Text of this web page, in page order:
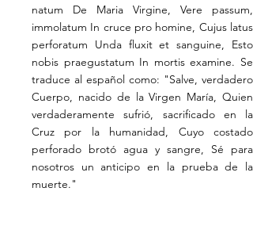
natum De Maria Virgine, Vere passum,
immolatum In cruce pro homine, Cujus latus
perforatum Unda fluxit et sanguine, Esto
nobis praegustatum In mortis examine. Se
traduce al español como: "Salve, verdadero
Cuerpo, nacido de la Virgen María, Quien
verdaderamente sufrió, sacrificado en la
Cruz por la humanidad, Cuyo costado
perforado brotó agua y sangre, Sé para
nosotros un anticipo en la prueba de la
muerte."